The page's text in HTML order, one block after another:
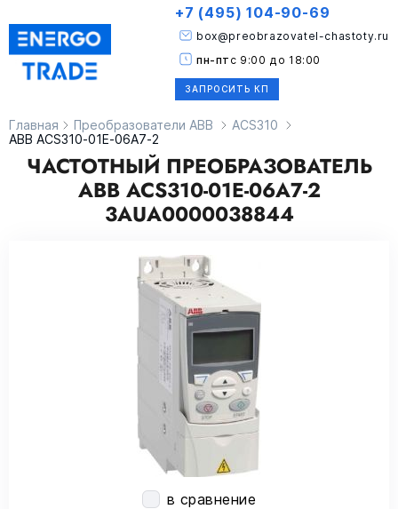
ЗАПРОСИТЬ КП
box@preobrazovatel-chastoty.ru
+7 (495) 104-90-69
пн-пт с 9:00 до 18:00
Главная Преобразователи ABB
ACS310
ABB ACS310-01E-06A7-2
ЧАСТОТНЫЙ ПРЕОБРАЗОВАТЕЛЬ
ABB ACS310-01E-06A7-2
3AUA0000038844
в сравнение